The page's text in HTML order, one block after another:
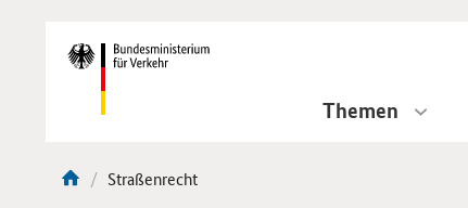
Navigation
Themen
Aktuelle
Straßenrecht